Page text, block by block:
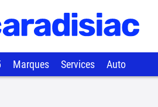
Marques Services Auto